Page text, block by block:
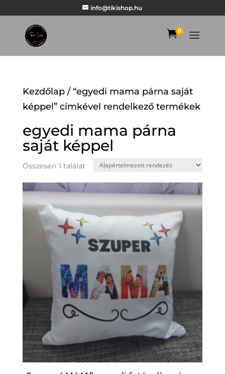
info@tikishop.hu
0
Kezdőlap/ “egyedi mama párna saját
képpel” címkével rendelkező termékek
egyedi mama párna
saját képpel
Összesen 1 találat